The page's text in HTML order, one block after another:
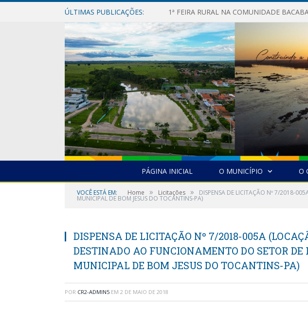
ÚLTIMAS PUBLICAÇÕES: 1ª FEIRA RURAL NA COMUNIDADE
PÁGINA INICIAL O MUNICÍPIO O
VOCÊ ESTÁ EM: Home » Licitações » DISPENSA DE LICITAÇÃO Nº 7/2018-
MUNICIPAL DE BOM JESUS DO TOCANTINS-PA)
DISPENSA DE LICITAÇÃO Nº 7/2018-005A
DESTINADO AO FUNCIONAMENTO DO SETOR
MUNICIPAL DE BOM JESUS DO TOCANTINS-PA)
POR CR2-ADMIN5 EM 2 DE MAIO DE 2018